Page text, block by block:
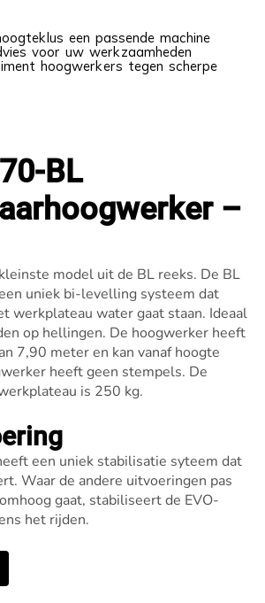
een passende machine
voor uw werkzaamheden
hoogwerkers tegen scherpe
BL
–
model uit de BL reeks. De BL
uniek bi-levelling systeem dat
werkplateau water gaat staan. Ideaal
op hellingen. De hoogwerker heeft
7,90 meter en kan vanaf hoogte
heeft geen stempels. De
is 250 kg.
een uniek stabilisatie syteem dat
Waar de andere uitvoeringen pas
gaat, stabiliseert de EVO-
het rijden.